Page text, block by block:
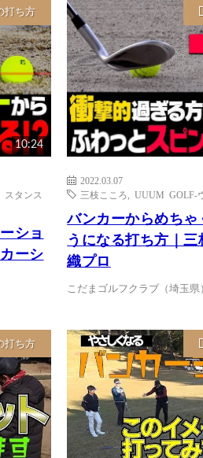
打ち方
10:24
スタンス
ショ
ーシ
2022.03.07
三枝こころ
,UUUM GOLF-
バンカーからめちゃ
うになる打ち方｜
織プロ
こだまゴルフクラブ（埼玉県
打ち方